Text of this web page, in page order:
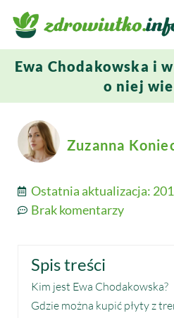
Ewa Chodakowska i
o niej
Zuzanna
Ostatnia aktualizacja:
Brak komentarzy
Spis treści
Kim jest Ewa Chodakowska?
Gdzie można kupić płyty z